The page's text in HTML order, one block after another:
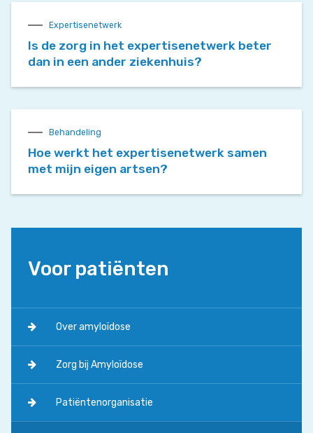
Expertisenetwerk
Is de zorg in het expertisenetwerk beter
dan in een ander ziekenhuis?
Behandeling
Hoe werkt het expertisenetwerk samen
met mijn eigen artsen?
Voor patiënten
Over amyloïdose
Zorg bij Amyloïdose
Patiëntenorganisatie